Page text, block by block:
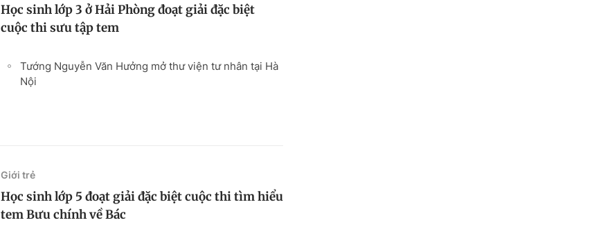
Học sinh lớp 3 ở Hải Phòng đoạt giải đặc biệt
cuộc thi sưu tập tem
Tướng Nguyễn Văn Hưởng mở thư viện tư nhân tại Hà
Nội
Giới trẻ
Học sinh lớp 5 đoạt giải đặc biệt cuộc thi tìm hiểu
tem Bưu chính về Bác